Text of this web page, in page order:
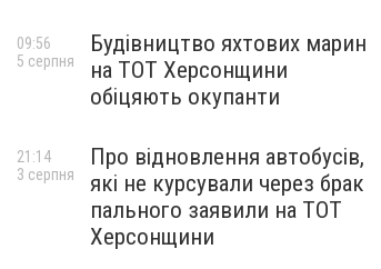
Будівництво яхтових марин
на ТОТ Херсонщини
обіцяють окупанти
09:56
5 серпня
Про відновлення автобусів,
які не курсували через брак
пального заявили на ТОТ
Херсонщини
21:14
3 серпня